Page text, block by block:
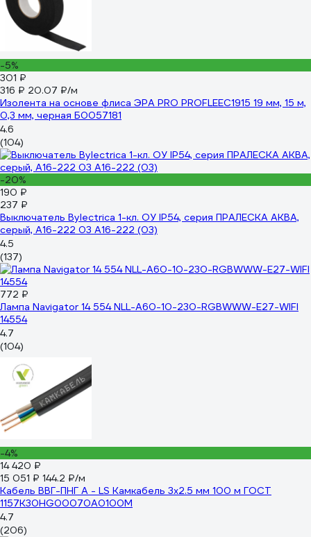
-5%
301 ₽
316 ₽ 20.07 ₽/м
Изолента на основе флиса ЭРА PRO PROFLEEC1915 19 мм, 15 м,
0,3 мм, черная Б0057181
4.6
(104)
-20%
190 ₽
237 ₽
Выключатель Bylectrica 1-кл. ОУ IP54, серия ПРАЛЕСКА АКВА,
серый, А16-222 03 А16-222 (03)
4.5
(137)
772 ₽
Лампа Navigator 14 554 NLL-A60-10-230-RGBWWW-E27-WIFI
14554
4.7
(104)
-4%
14 420 ₽
15 051 ₽ 144.2 ₽/м
Кабель ВВГ-ПНГ А - LS Камкабель 3x2.5 мм 100 м ГОСТ
1157К30HG00070А0100М
4.7
(206)